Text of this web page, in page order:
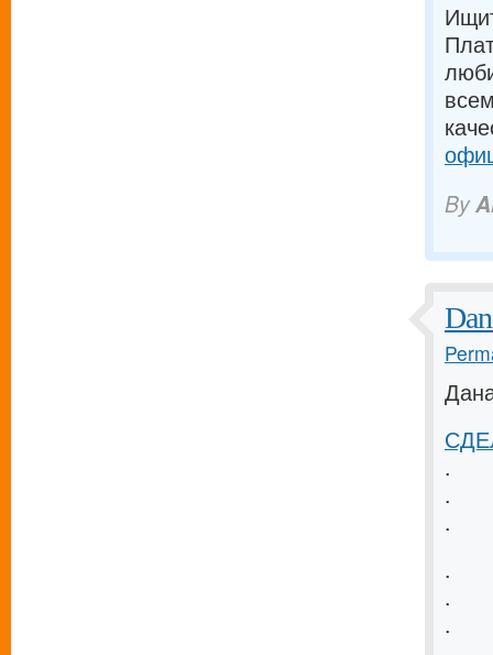
By
.
.
.
.
.
.